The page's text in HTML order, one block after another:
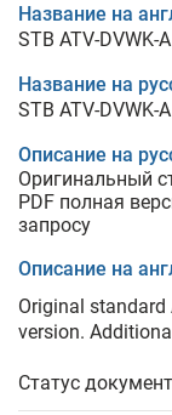
Название на
STB ATV-DVWK-
Название на
STB ATV-DVWK-
Описание на
Оригинальный
PDF полная
запросу
Описание на
Original standard
version.
Статус